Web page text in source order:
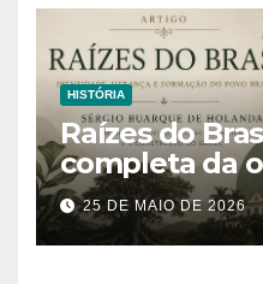
HISTÓRIA
Raízes do
completa da
Buarque de
importância
formação do
25 DE MAIO DE 2026